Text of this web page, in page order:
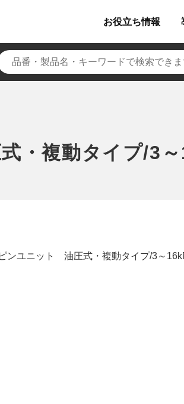
お役立ち情報
・複動タイプ/3
ンユニット 油圧式・複動タイプ/3～